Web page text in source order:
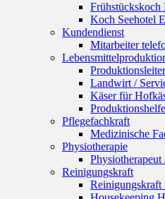
Frühstückskoch
Koch Seehotel
Kundendienst
Mitarbeiter
Landwirt /
Käser für
Pflegefachkraft
Medizinische
Physiotherapie
Physiotherapeut
Reinigungskraft